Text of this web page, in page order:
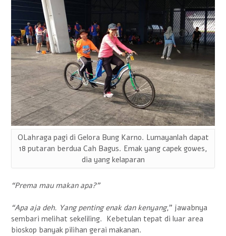
OLahraga pagi di Gelora Bung Karno. Lumayanlah dapat
18 putaran berdua Cah Bagus. Emak yang capek gowes,
dia yang kelaparan
“Prema mau makan apa?”
“Apa aja deh. Yang penting enak dan kenyang,” jawabnya
sembari melihat sekeliling. Kebetulan tepat di luar area
bioskop banyak pilihan gerai makanan.